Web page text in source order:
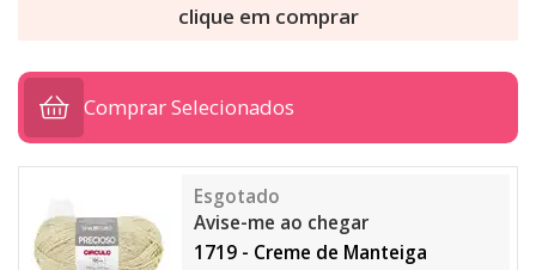
clique em comprar
Comprar Selecionados
Avise-me ao chegar
1719 - Creme de Manteiga